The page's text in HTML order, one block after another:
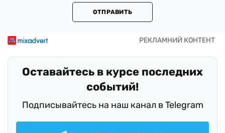
ОТПРАВИТЬ
Оставайтесь в курсе последних
событий!
Подписывайтесь на наш канал в Telegram